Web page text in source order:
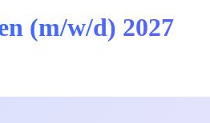
(m/w/d) 2027